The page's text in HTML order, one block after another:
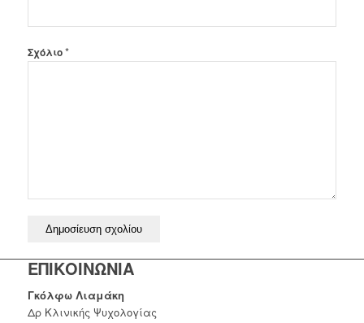
Σχόλιο*
ΕΠΙΚΟΙΝΩΝΙΑ
Γκόλφω Λιαμάκη
Δρ Κλινικής Ψυχολογίας